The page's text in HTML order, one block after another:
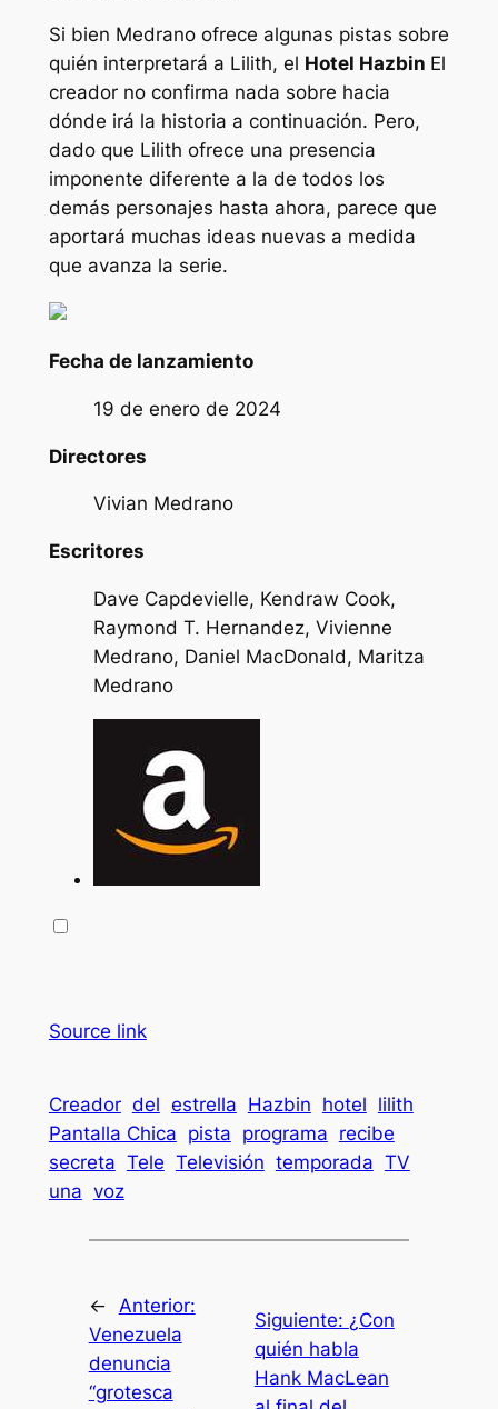
Si bien Medrano ofrece algunas pistas sobre
quién interpretará a Lilith, el Hotel Hazbin El
creador no confirma nada sobre hacia
dónde irá la historia a continuación. Pero,
dado que Lilith ofrece una presencia
imponente diferente a la de todos los
demás personajes hasta ahora, parece que
aportará muchas ideas nuevas a medida
que avanza la serie.
Fecha de lanzamiento
19 de enero de 2024
Directores
Vivian Medrano
Escritores
Dave Capdevielle, Kendraw Cook,
Raymond T. Hernandez, Vivienne
Medrano, Daniel MacDonald, Maritza
Medrano
Source link
Creador del estrella Hazbin hotel lilith
Pantalla Chica pista programa recibe
secreta Tele Televisión temporada TV
una voz
← Anterior:
Venezuela
denuncia
“grotesca
Siguiente: ¿Con
quién habla
Hank MacLean